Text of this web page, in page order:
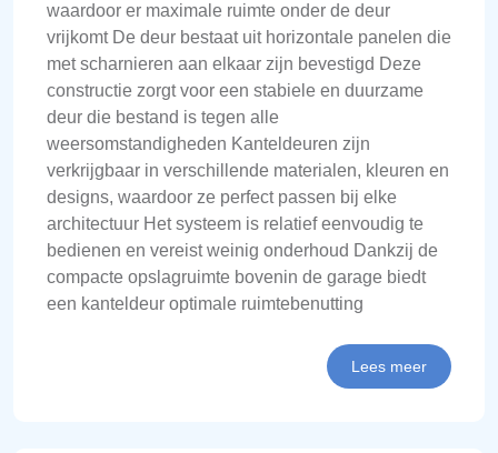
waardoor er maximale ruimte onder de deur
vrijkomt De deur bestaat uit horizontale panelen die
met scharnieren aan elkaar zijn bevestigd Deze
constructie zorgt voor een stabiele en duurzame
deur die bestand is tegen alle
weersomstandigheden Kanteldeuren zijn
verkrijgbaar in verschillende materialen, kleuren en
designs, waardoor ze perfect passen bij elke
architectuur Het systeem is relatief eenvoudig te
bedienen en vereist weinig onderhoud Dankzij de
compacte opslagruimte bovenin de garage biedt
een kanteldeur optimale ruimtebenutting
Lees meer